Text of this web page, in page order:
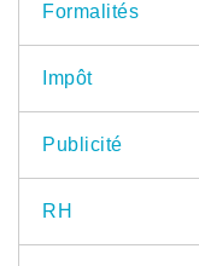
Formalités
Impôt
Publicité
RH